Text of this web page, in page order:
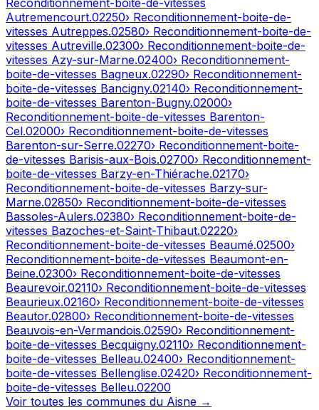
Reconditionnement-boite-de-vitesses
Autremencourt.02250› Reconditionnement-boite-de-
vitesses Autreppes.02580› Reconditionnement-boite-de-
vitesses Autreville.02300› Reconditionnement-boite-de-
vitesses Azy-sur-Marne.02400› Reconditionnement-
boite-de-vitesses Bagneux.02290› Reconditionnement-
boite-de-vitesses Bancigny.02140› Reconditionnement-
boite-de-vitesses Barenton-Bugny.02000›
Reconditionnement-boite-de-vitesses Barenton-
Cel.02000› Reconditionnement-boite-de-vitesses
Barenton-sur-Serre.02270› Reconditionnement-boite-
de-vitesses Barisis-aux-Bois.02700› Reconditionnement-
boite-de-vitesses Barzy-en-Thiérache.02170›
Reconditionnement-boite-de-vitesses Barzy-sur-
Marne.02850› Reconditionnement-boite-de-vitesses
Bassoles-Aulers.02380› Reconditionnement-boite-de-
vitesses Bazoches-et-Saint-Thibaut.02220›
Reconditionnement-boite-de-vitesses Beaumé.02500›
Reconditionnement-boite-de-vitesses Beaumont-en-
Beine.02300› Reconditionnement-boite-de-vitesses
Beaurevoir.02110› Reconditionnement-boite-de-vitesses
Beaurieux.02160› Reconditionnement-boite-de-vitesses
Beautor.02800› Reconditionnement-boite-de-vitesses
Beauvois-en-Vermandois.02590› Reconditionnement-
boite-de-vitesses Becquigny.02110› Reconditionnement-
boite-de-vitesses Belleau.02400› Reconditionnement-
boite-de-vitesses Bellenglise.02420› Reconditionnement-
boite-de-vitesses Belleu.02200
Voir toutes les communes du Aisne →